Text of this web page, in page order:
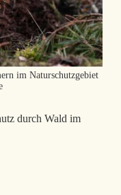
im Naturschutzgebiet
durch Wald im